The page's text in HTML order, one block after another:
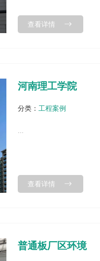
查看详情
河南理工学院
分类：工程案例
...
查看详情
普通板厂区环境